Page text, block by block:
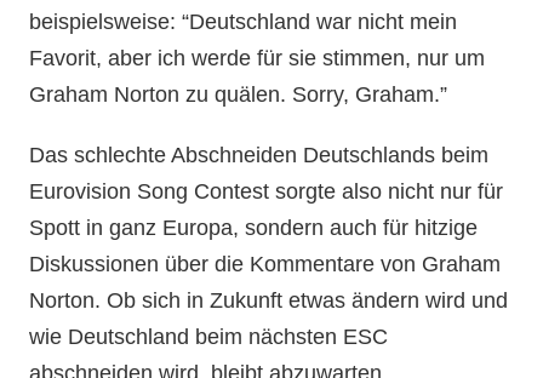
beispielsweise: “Deutschland war nicht mein
Favorit, aber ich werde für sie stimmen, nur um
Graham Norton zu quälen. Sorry, Graham.”
Das schlechte Abschneiden Deutschlands beim
Eurovision Song Contest sorgte also nicht nur für
Spott in ganz Europa, sondern auch für hitzige
Diskussionen über die Kommentare von Graham
Norton. Ob sich in Zukunft etwas ändern wird und
wie Deutschland beim nächsten ESC